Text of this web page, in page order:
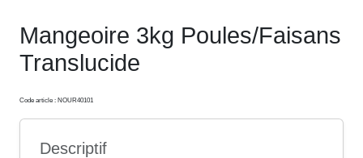
Mangeoire 3kg Poules/Faisans
Translucide
Code article : NOUR40101
Descriptif